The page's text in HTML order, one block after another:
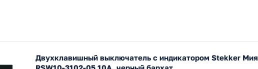
Двухклавишный выключатель с индикатором Stekker Мия